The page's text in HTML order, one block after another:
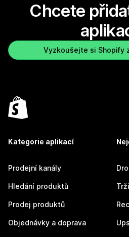
Chcete
Vyzkoušejte si Shopify
Kategorie aplikací
Prodejní kanály
Hledání produktů
Prodej produktů
Objednávky a doprava